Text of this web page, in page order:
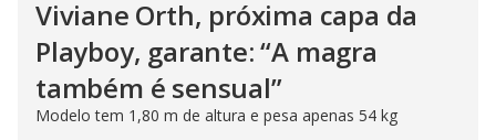
Viviane Orth, próxima capa da
Playboy, garante: “A magra
também é sensual”
Modelo tem 1,80 m de altura e pesa apenas 54 kg